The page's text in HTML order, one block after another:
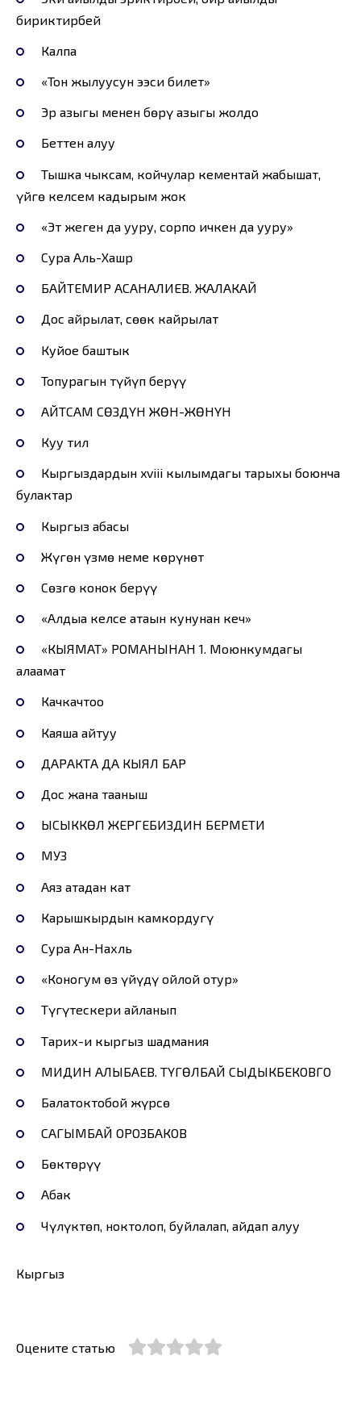
бириктирбей
Калпа
«Тон жылуусун ээси билет»
Эр азыгы менен бөрү азыгы жолдо
Беттен алуу
Тышка чыксам, койчулар кементай жабышат,
үйгө келсем кадырым жок
«Эт жеген да ууру, сорпо ичкен да ууру»
Сура Аль-Хашр
БАЙТЕМИР АСАНАЛИЕВ. ЖАЛАКАЙ
Дос айрылат, сөөк кайрылат
Куйое баштык
Топурагын түйүп берүү
АЙТСАМ СӨЗДҮН ЖӨН-ЖӨНҮН
Куу тил
Кыргыздардын xviii кылымдагы тарыхы боюнча
булактар
Кыргыз абасы
Жүгөн үзмө неме көрүнөт
Сөзгө конок берүү
«Алдыңа келсе атаңын кунунан кеч»
«КЫЯМАТ» РОМАНЫНАН 1. Моюнкумдагы
алаамат
Качкачтоо
Каяша айтуу
ДАРАКТА ДА КЫЯЛ БАР
Дос жана тааныш
ЫСЫККӨЛ ЖЕРГЕБИЗДИН БЕРМЕТИ
МУЗ
Аяз атадан кат
Карышкырдын камкордугү
Сура Ан-Нахль
«Коногум өз үйүңдү ойлой отур»
Түгүтескери айланып
Тарих-и кыргыз шадмания
МИДИН АЛЫБАЕВ. ТҮГӨЛБАЙ СЫДЫКБЕКОВГО
Балатоктобой жүрсө
САГЫМБАЙ ОРОЗБАКОВ
Бөктөрүү
Абак
Чүлүктөп, ноктолоп, буйлалап, айдап алуу
Кыргыз
Оцените статью